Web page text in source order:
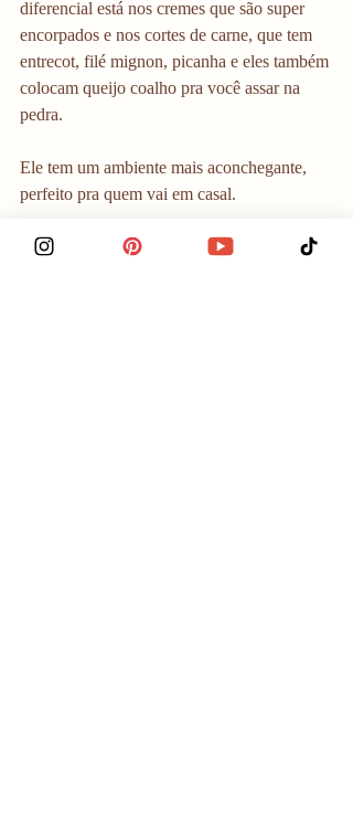
diferencial está nos cremes que são super
encorpados e nos cortes de carne, que tem
entrecot, filé mignon, picanha e eles também
colocam queijo coalho pra você assar na
pedra.
Ele tem um ambiente mais aconchegante,
perfeito pra quem vai em casal.
Localização 📍A
v. das Hortênsias, 1122